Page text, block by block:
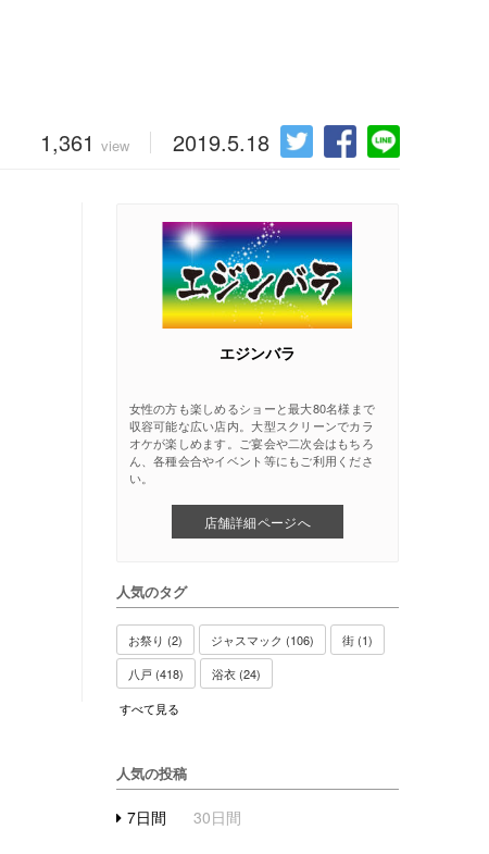
1,361 view 2019.5.18
エジンバラ
女性の方も楽しめるショーと最大80名様まで
収容可能な広い店内。大型スクリーンでカラ
オケが楽しめます。ご宴会や二次会はもちろ
ん、各種会合やイベント等にもご利用くださ
い。
店舗詳細ページへ
人気のタグ
お祭り (2) ジャスマック (106)
街 (1)
八戸 (418)
浴衣 (24)
すべて見る
人気の投稿
7日間 30日間